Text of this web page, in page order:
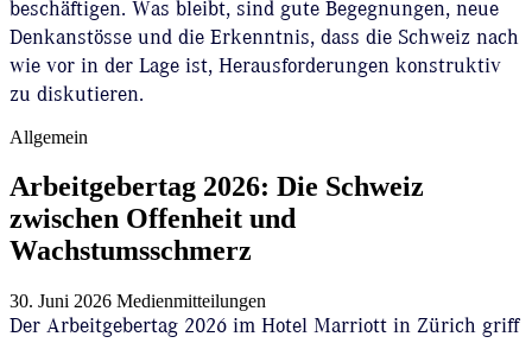
beschäftigen. Was bleibt, sind gute Begegnungen, neue
Denkanstösse und die Erkenntnis, dass die Schweiz nach
wie vor in der Lage ist, Herausforderungen konstruktiv
zu diskutieren.
Allgemein
Arbeitgebertag 2026: Die Schweiz
zwischen Offenheit und
Wachstumsschmerz
30. Juni 2026 Medienmitteilungen
Der Arbeitgebertag 2026 im Hotel Marriott in Zürich griff